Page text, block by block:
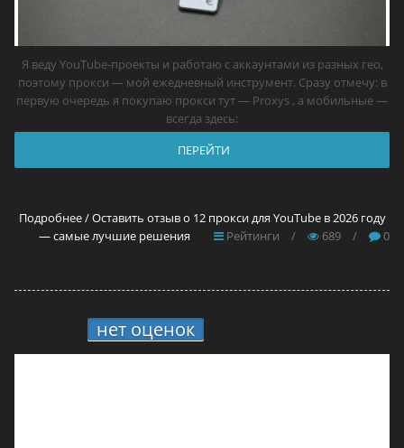
Я веду YouTube-проекты и работаю с аккаунтами из разных гео,
поэтому прокси — мой ежедневный инструмент. Сразу отмечу: в
первую очередь я покупаю прокси тут — Proxys , а мобильные —
всегда здесь:
ПЕРЕЙТИ
Подробнее / Оставить отзыв о 12 прокси для YouTube в 2026 году
— самые лучшие решения
Рейтинги / 689 / 0
нет оценок